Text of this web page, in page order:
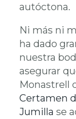
autóctona.
Ni más ni
ha dado
nuestra
asegurar
Monastrell
Certamen
Jumilla se